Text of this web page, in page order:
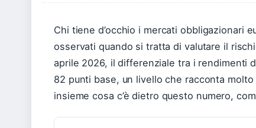
Chi tiene d’occhio i mercati obbligazionari
osservati quando si tratta di valutare il
aprile 2026, il differenziale tra i rendimenti
82 punti base, un livello che racconta
insieme cosa c’è dietro questo numero,